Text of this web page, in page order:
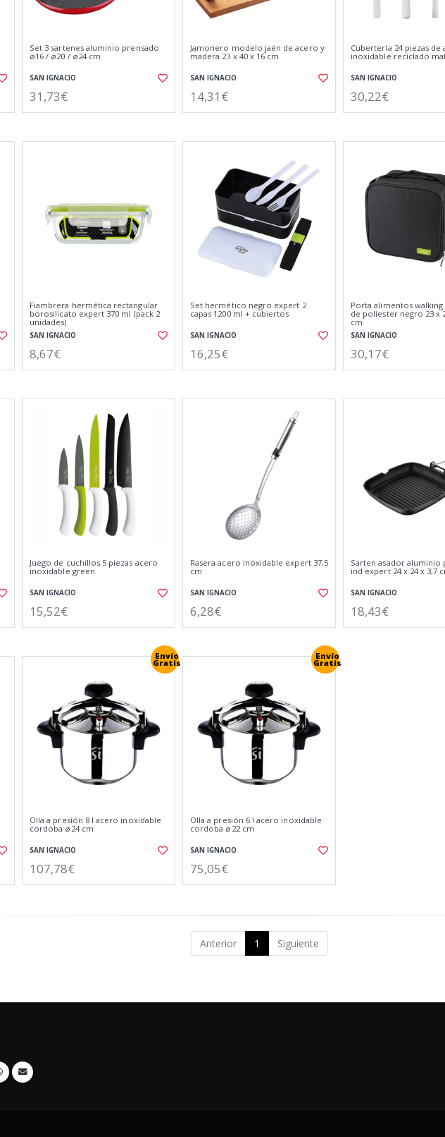
Set 3 sartenes aluminio prensado
ø16 / ø20 / ø24 cm
SAN IGNACIO
31,73€
Jamonero modelo jaén de acero y
madera 23 x 40 x 16 cm
SAN IGNACIO
14,31€
Cubertería 24 piezas de
inoxidable reciclado
SAN IGNACIO
30,22€
Fiambrera hermética rectangular
borosilicato expert 370 ml (pack 2
unidades)
SAN IGNACIO
8,67€
Set hermético negro expert 2
capas 1200 ml + cubiertos
SAN IGNACIO
16,25€
Porta alimentos walking
de poliester negro 23 x
cm
SAN IGNACIO
30,17€
Juego de cuchillos 5 piezas acero
inoxidable green
SAN IGNACIO
15,52€
Rasera acero inoxidable expert 37,5
cm
SAN IGNACIO
6,28€
Sarten asador aluminio
ind expert 24 x 24 x 3,7
SAN IGNACIO
18,43€
Envío
Gratis
Olla a presión 8 l acero inoxidable
cordoba ø24 cm
SAN IGNACIO
107,78€
Envío
Gratis
Olla a presión 6 l acero inoxidable
cordoba ø22 cm
SAN IGNACIO
75,05€
Anterior 1 Siguiente